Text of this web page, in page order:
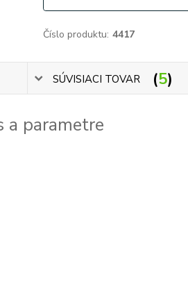
Číslo produktu: 4417
SÚVISIACI TOVAR 5
a parametre